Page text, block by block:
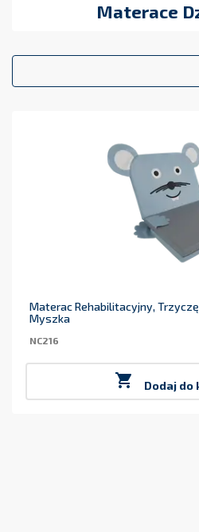
mogą być również
czy w przedszkolu
dzieci stanowią nie tylko
Materace
Materac Rehabilitacyjny,
Myszka
NC216
 Dodaj do